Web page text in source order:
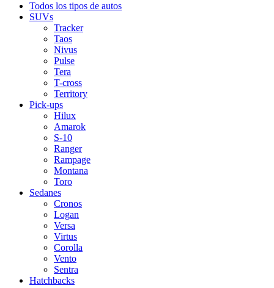
Todos los tipos de autos
SUVs
Tracker
Taos
Nivus
Pulse
Tera
T-cross
Territory
Pick-ups
Hilux
Amarok
S-10
Ranger
Rampage
Montana
Toro
Sedanes
Cronos
Logan
Versa
Virtus
Corolla
Vento
Sentra
Hatchbacks